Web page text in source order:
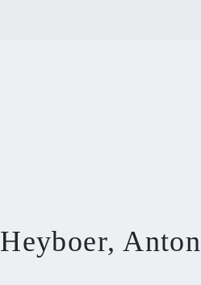
Heyboer, Anton